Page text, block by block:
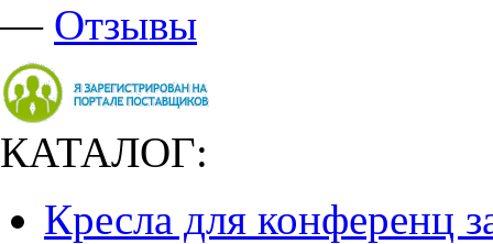
— Отзывы
КАТАЛОГ:
Кресла для конференц